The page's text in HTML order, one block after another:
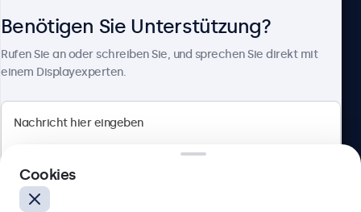
USB-C
Badenerstrasse 549, 8048 Zürich, Schweiz
Benötigen Sie Unterstützung?
Rufen Sie an oder schreiben Sie, und sprechen Sie direkt mit
einem Displayexperten.
Cookies